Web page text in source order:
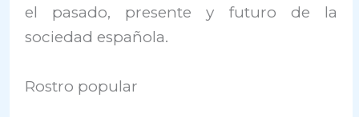
el pasado, presente y futuro de la
sociedad española.
Rostro popular